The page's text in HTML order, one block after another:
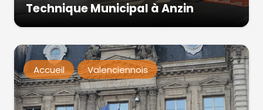
Technique Municipal à Anzin
Accueil Valenciennois